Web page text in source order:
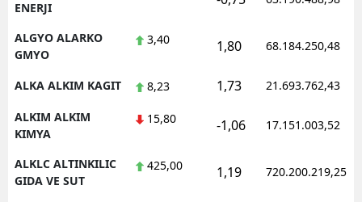
ENERJI
ALGYO ALARKO
GMYO
3,40 1,80 68.184.250,48
ALKA ALKIM KAGIT 8,23 1,73 21.693.762,43
ALKIM ALKIM
KIMYA
15,80 -1,06 17.151.003,52
ALKLC ALTINKILIC
GIDA VE SUT
425,00 1,19 720.200.219,25